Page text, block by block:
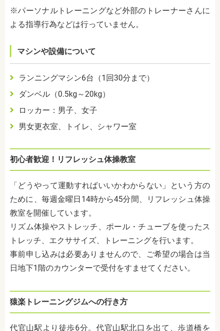
※パーソナルトレーニングなど外部のトレーナーさんに
よる指導行為などは行っていません。
マシンや設備について
ランニングマシン6台（1回30分まで）
ダンベル（0.5kg ～20kg）
ロッカー：男子、女子
男女更衣室、トイレ、シャワー室
初心者歓迎！リフレッシュ体操教室
「どうやって運動すればいいかわからない」という方の
ために、毎週金曜日14時から45分間、リフレッシュ体操
教室を開催しています。
リズム体操やストレッチ、ポール・チューブを使ったス
トレッチ、エクササイズ、トレーニングを行います。
事前申し込みは必要ありませんので、ご希望の場合は当
日地下1階のカウンターで受付をすませてください。
猿楽トレーニングジムへの行き方
代官山駅より徒歩6分。代官山駅北口を出て、歩道橋を